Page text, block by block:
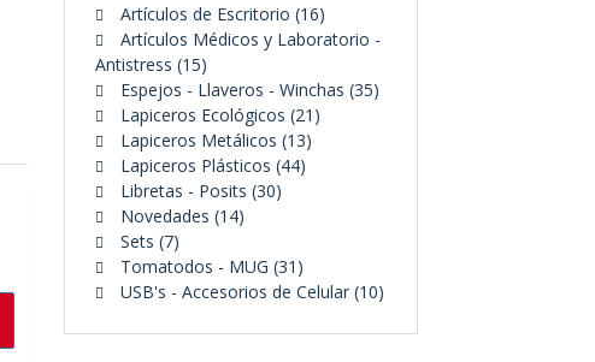
Artículos de Escritorio 1616
productos
Artículos Médicos y Laboratorio -
Antistress 1515
productos
Espejos - Llaveros - Winchas 3535
Lapiceros Ecológicos 21 21
Lapiceros Metálicos 1313
Lapiceros Plásticos 4444
Libretas - Posits 3030
Novedades 1414
Sets 77
productos
Tomatodos - MUG 31 31
productos
USB's - Accesorios de Celular 1010